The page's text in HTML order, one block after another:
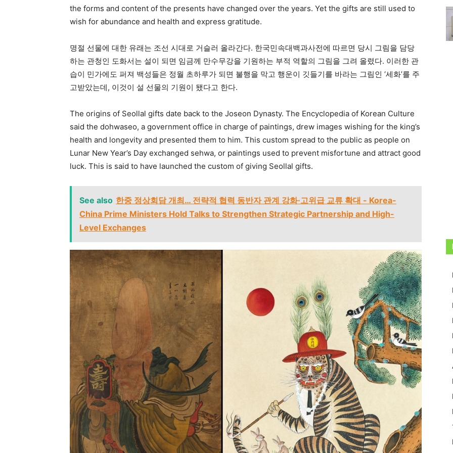
the forms and content of the presents have changed over the years. Yet the gifts are still used to
wish for abundance and health and express gratitude.
명절 선물에 대한 유래는 조선 시대로 거슬러 올라간다. 한국민속대백과사전에 따르면 당시 그림을 담당
하는 관청인 도화서는 설이 되면 임금께 만수무강을 기원하는 부적 역할의 그림을 그려 올렸다. 이러한 관
습이 민가에도 퍼져 백성들은 정월 초하루가 되면 불행을 막고 행운이 깃들기를 바라는 그림인 ‘세화’를 주
고받았는데, 이것이 설 선물의 기원이 됐다고 한다.
The origins of Seollal gifts date back to the Joseon Dynasty. The Encyclopedia of Korean Culture
said the dohwaseo, a government office in charge of paintings, drew images wishing for the king’s
health and longevity and presented them to him. This custom spread to the public as people on
Lunar New Year’s Day exchanged sehwa, or paintings used to prevent misfortune and attract good
luck. This is said to have launched the custom of giving Seollal gifts.
See also 한중 정상회담 개최… 전략적 협력 동반자 관계 강화·고위급 교류 확대 - Korea-
China Prime Ministers Hold Talks to Strengthen Strategic Partnership and High-
Level Exchanges